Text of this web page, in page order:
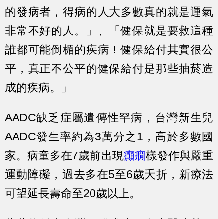
的發病者，得病的人大多數真的就是運氣
非常不好的人。」、「健保就是要救這種
誰都可能倒楣的疾病！健保給付其實很公
平，真正不公平的健保給付是那些抽菸造
成的疾病。」
AADC缺乏症屬遺傳性罕病，台灣新生兒
AADC發生率約為3萬分之1，高於多數國
家。病童多在7歲前出現癲癇樣發作與嚴重
運動障礙，過去多在5至6歲夭折，新療法
可望延長壽命至20歲以上。